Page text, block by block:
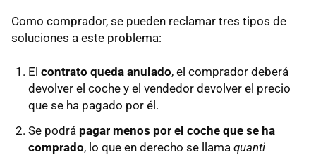
Como comprador, se pueden reclamar tres tipos de
soluciones a este problema:
El contrato queda anulado, el comprador deberá
devolver el coche y el vendedor devolver el precio
que se ha pagado por él.
Se podrá pagar menos por el coche que se ha
comprado, lo que en derecho se llama quanti